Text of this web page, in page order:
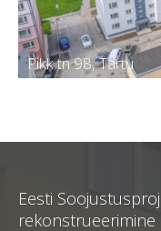
Pikk tn 98, Tartu
Eesti
rekonstrueerimine